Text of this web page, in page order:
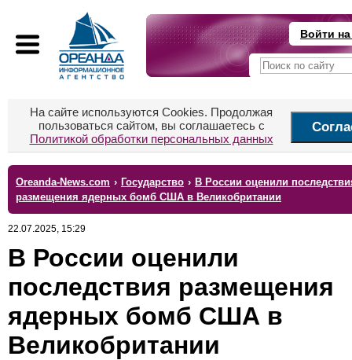
Войти
На сайте используются Cookies. Продолжая
пользоваться сайтом, вы соглашаетесь с
Политикой обработки персональных данных
Oreanda-News.com › Государство › В России оценили
размещения ядерных бомб США в Великобритании
22.07.2025, 15:29
В России оценили
последствия размещения
ядерных бомб США в
Великобритании